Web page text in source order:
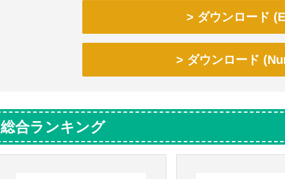
ダウンロード
ダウンロード
総合ランキング